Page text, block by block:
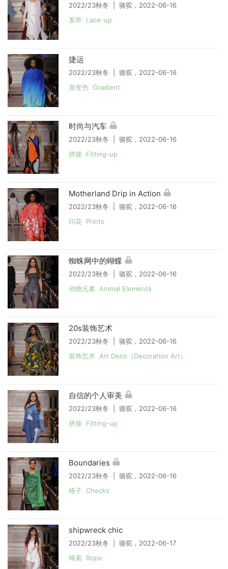
2022/23秋冬 | 骆驼，2022-06-16
系带 Lace-up
捷运
2022/23秋冬 | 骆驼，2022-06-16
渐变色 Gradient
时尚与汽车
2022/23秋冬 | 骆驼，2022-06-16
拼接 Fitting-up
Motherland Drip in Action
2022/23秋冬 | 骆驼，2022-06-16
印花 Prints
蜘蛛网中的蝴蝶
2022/23秋冬 | 骆驼，2022-06-16
动物元素 Animal Elements
20s装饰艺术
2022/23秋冬 | 骆驼，2022-06-16
装饰艺术 Art Deco（Decoration Art）
自信的个人审美
2022/23秋冬 | 骆驼，2022-06-16
拼接 Fitting-up
Boundaries
2022/23秋冬 | 骆驼，2022-06-16
格子 Checks
shipwreck chic
2022/23秋冬 | 骆驼，2022-06-17
绳索 Rope